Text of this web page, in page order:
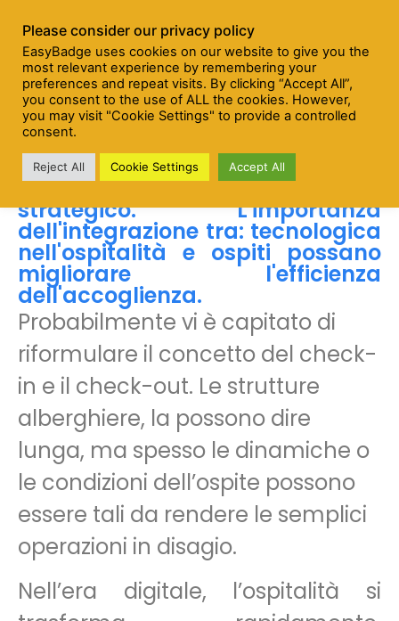
Menu
Guest Reception System:
Efficiency and Technology
Efficienza e Tecnologia,
richiedono un approccio
strategico. L'importanza
dell'integrazione tra: tecnologica
nell'ospitalità e ospiti possano
migliorare l'efficienza
dell'accoglienza.
Probabilmente vi è capitato di
riformulare il concetto del check-
in e il check-out. Le strutture
alberghiere, la possono dire
lunga, ma spesso le dinamiche o
le condizioni dell’ospite possono
essere tali da rendere le semplici
operazioni in disagio.
Nell’era digitale, l’ospitalità si
Please consider our privacy policy
EasyBadge uses cookies on our website to give you the
most relevant experience by remembering your
preferences and repeat visits. By clicking “Accept All”,
you consent to the use of ALL the cookies. However,
you may visit "Cookie Settings" to provide a controlled
consent.
Reject All Cookie Settings Accept All